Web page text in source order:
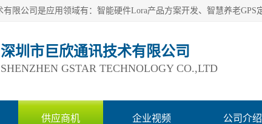
深圳市巨欣通讯技术有限公司
SHENZHEN GSTAR TECHNOLOGY CO.,LTD
供应商机 企业视频 公司介绍